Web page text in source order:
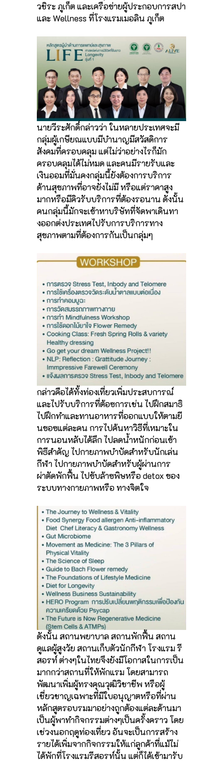
วชิระ ภูเก็ต และเครือข่ายผู้ประกอบการสปา
และ Wellness ที่โรงแรมเมอลิน ภูเก็ต
นายวีระศักดิ์กล่าวว่า ในหลายประเทศจะมี
กลุ่มผู้เกษียณแบบมีบำนาญมีสวัสดิการ
สังคมที่ครอบคลุม แต่ไม่ว่าอย่างไรก็มัก
ครอบคลุมได้ไม่หมด และคนมีรายรับและ
เงินออมที่มั่นคงกลุ่มนี้ยังต้องการบริการ
ด้านสุขภาพที่อาจยังไม่มี หรือแต่ราคาสูง
มากหรือมีคิวรับบริการที่ต้องรอนาน ดังนั้น
คนกลุ่มนี้มักจะเข้าหาบริษัทที่จัดพาเดินทา
งออกต่งประเทศไปรับการบริการทาง
สุขภาพตามที่ต้องการกันเป็นกลุ่มๆ
กล่าวคือได้ทั้งท่องเที่ยวเพิ่มประสบการณ์
และไปรับบริการที่ต้อฃการเช่น ไปฝึกสมาธิ
ไปฝึกทำและทานอาหารที่ออกแบบให้ตามยี
นขอฃแต่ละคน การไปค้นหาวิธีที่เหมาะใน
การนอนหลับได้ลึก ไปลดน้ำหนักก่อนเข้า
พิธีสำคัญ ไปกายภาพบำบัดสำหรับนักเล่น
กีฬา ไปกายภาพบำบัดสำหรับผู้ผ่านการ
ผ่าตัดพักฟื้น ไปขับล้าฃพิษหรือ detox ของ
ระบบทางกายภาพหรือ ทางจิตใจ
ดังนั้น สถานพยาบาล สถานพักฟื้น สถาน
ดูแลผู้สูงวัย สถานเก็บตัวนักกีฬา โรงแรม รี
สอรท์ ต่างๆในไทยจึงยังมีโอกาสในการเป็น
มากกว่าสถานที่ให้พักแรม โดยสามารถ
พัฒนาเพิ่มผู้ทรงคุณวุฒิวิชาชีพ หรือผู้
เชี่ยวชาญเฉพาะที่มีใบอนุญาตหรือที่ผ่าน
หลักสูตรอบรมมาอย่างถูกต้องแต่ละด้านมา
เป็นผู้พาทำกิจกรรมต่างๆเป็นครั้งคราว โดย
เช่วงนอกฤดูท่องเที่ยว อันจะเป็นการสร้าง
รายได้เพิ่มจากกิจกรรมให้แก่ลูกค้าที่แม้ไม่
ได้พักที่โรงแรมรีสอรท์นั้น แต่ก็ได้เข้ามารับ